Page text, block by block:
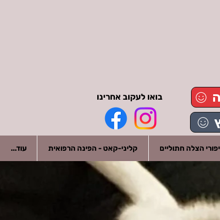
הצלה חתוליים קליני-קאט - הפינה הרפואית עוד...
בואו לעקוב אחרינו